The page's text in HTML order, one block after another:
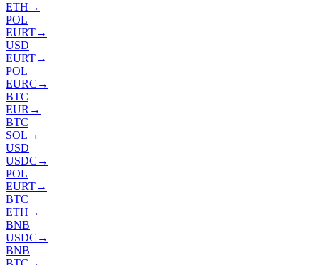
ETH →
POL
EURT→
USD
EURT→
POL
EURC →
BTC
EUR →
BTC
SOL →
USD
USDC →
POL
EURT→
BTC
ETH →
BNB
USDC →
BNB